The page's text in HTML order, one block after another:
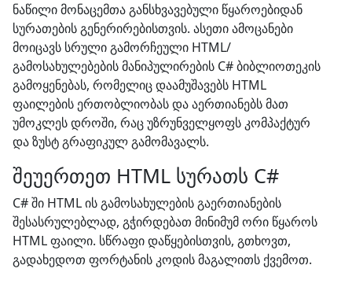
ნაწილი მონაცემთა განსხვავებული წყაროებიდან
სურათების გენერირებისთვის. ასეთი ამოცანები
მოიცავს სრული გამორჩეული HTML/
გამოსახულებების მანიპულირების C# ბიბლიოთეკის
გამოყენებას, რომელიც დაამუშავებს HTML
ფაილების ერთობლიობას და აერთიანებს მათ
უმოკლეს დროში, რაც უზრუნველყოფს კომპაქტურ
და ზუსტ გრაფიკულ გამომავალს.
შეუერთეთ HTML სურათს C#
C# ში HTML ის გამოსახულების გაერთიანების
შესასრულებლად, გჭირდებათ მინიმუმ ორი წყაროს
HTML ფაილი. სწრაფი დაწყებისთვის, გთხოვთ,
გადახედოთ ფორტანის კოდის მაგალითს ქვემოთ.